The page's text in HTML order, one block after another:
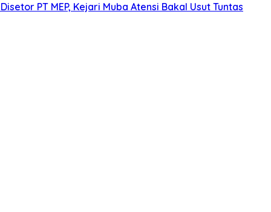
PT MEP, Kejari Muba Atensi Bakal Usut Tuntas